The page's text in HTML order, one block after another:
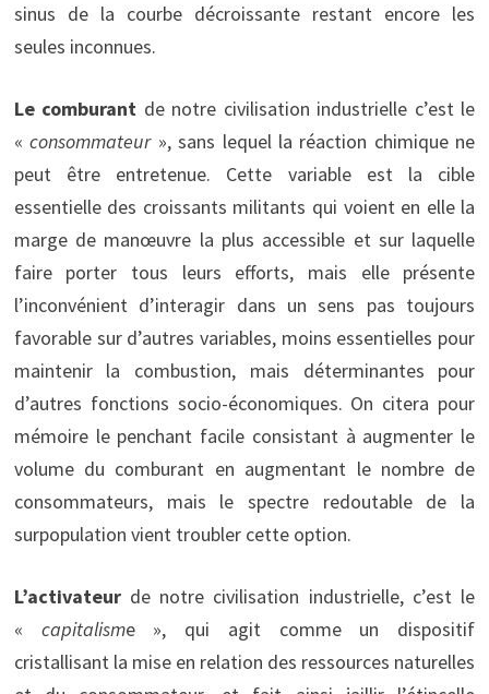
sinus de la courbe décroissante restant encore les
seules inconnues.
Le comburant de notre civilisation industrielle c’est le
«consommateur », sans lequel la réaction chimique ne
peut être entretenue. Cette variable est la cible
essentielle des croissants militants qui voient en elle la
marge de manœuvre la plus accessible et sur laquelle
faire porter tous leurs efforts, mais elle présente
l’inconvénient d’interagir dans un sens pas toujours
favorable sur d’autres variables, moins essentielles pour
maintenir la combustion, mais déterminantes pour
d’autres fonctions socio-économiques. On citera pour
mémoire le penchant facile consistant à augmenter le
volume du comburant en augmentant le nombre de
consommateurs, mais le spectre redoutable de la
surpopulation vient troubler cette option.
L’activateurde notre civilisation industrielle, c’est le
« capitalisme », qui agit comme un dispositif
cristallisant la mise en relation des ressources naturelles